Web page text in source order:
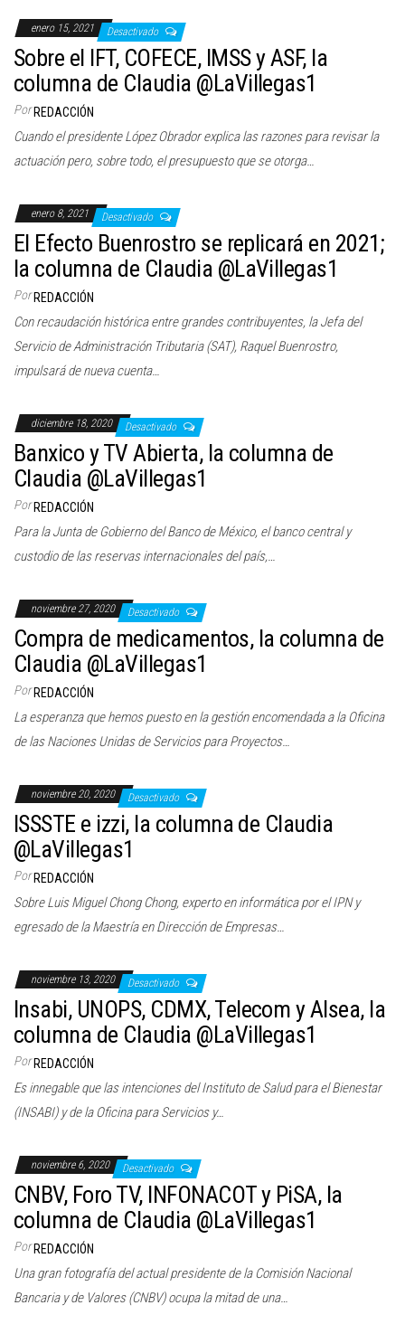
enero 15, 2021 Desactivado
Sobre el IFT, COFECE, IMSS y ASF, la
columna de Claudia @LaVillegas1
Por REDACCIÓN
Cuando el presidente López Obrador explica las razones para revisar la
actuación pero, sobre todo, el presupuesto que se otorga…
enero 8, 2021 Desactivado
El Efecto Buenrostro se replicará en 2021;
la columna de Claudia @LaVillegas1
Por REDACCIÓN
Con recaudación histórica entre grandes contribuyentes, la Jefa del
Servicio de Administración Tributaria (SAT), Raquel Buenrostro,
impulsará de nueva cuenta…
diciembre 18, 2020 Desactivado
Banxico y TV Abierta, la columna de
Claudia @LaVillegas1
Por REDACCIÓN
Para la Junta de Gobierno del Banco de México, el banco central y
custodio de las reservas internacionales del país,…
noviembre 27, 2020 Desactivado
Compra de medicamentos, la columna de
Claudia @LaVillegas1
Por REDACCIÓN
La esperanza que hemos puesto en la gestión encomendada a la Oficina
de las Naciones Unidas de Servicios para Proyectos…
noviembre 20, 2020 Desactivado
ISSSTE e izzi, la columna de Claudia
@LaVillegas1
Por REDACCIÓN
Sobre Luis Miguel Chong Chong, experto en informática por el IPN y
egresado de la Maestría en Dirección de Empresas…
noviembre 13, 2020 Desactivado
Insabi, UNOPS, CDMX, Telecom y Alsea, la
columna de Claudia @LaVillegas1
Por REDACCIÓN
Es innegable que las intenciones del Instituto de Salud para el Bienestar
(INSABI) y de la Oficina para Servicios y…
noviembre 6, 2020 Desactivado
CNBV, Foro TV, INFONACOT y PiSA, la
columna de Claudia @LaVillegas1
Por REDACCIÓN
Una gran fotografía del actual presidente de la Comisión Nacional
Bancaria y de Valores (CNBV) ocupa la mitad de una…